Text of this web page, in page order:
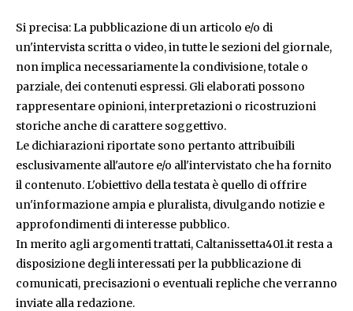
Si precisa: La pubblicazione di un articolo e/o di
un'intervista scritta o video, in tutte le sezioni del giornale,
non implica necessariamente la condivisione, totale o
parziale, dei contenuti espressi. Gli elaborati possono
rappresentare opinioni, interpretazioni o ricostruzioni
storiche anche di carattere soggettivo.
Le dichiarazioni riportate sono pertanto attribuibili
esclusivamente all'autore e/o all'intervistato che ha fornito
il contenuto. L'obiettivo della testata è quello di offrire
un'informazione ampia e pluralista, divulgando notizie e
approfondimenti di interesse pubblico.
In merito agli argomenti trattati, Caltanissetta401.it resta a
disposizione degli interessati per la pubblicazione di
comunicati, precisazioni o eventuali repliche che verranno
inviate alla redazione.